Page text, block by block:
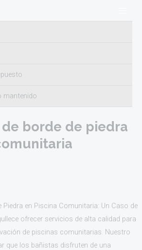
mantenido
borde de piedra
Piedra en Piscina Comunitaria: Un Caso de
ofrecer servicios de alta calidad para
de piscinas comunitarias. Nuestro
que los bañistas disfruten de una